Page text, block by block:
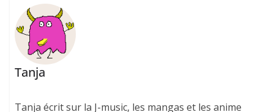
Tanja
Tanja écrit sur la J-music, les mangas et les anime